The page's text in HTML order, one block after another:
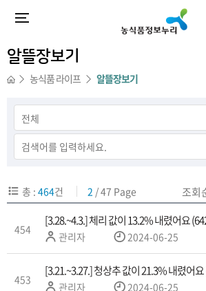
알뜰장보기
농식품 라이프 알뜰장보기
총 : 464건 2 / 47 Page 조회
454
[3.28.~4.3.] 체리 값이 13.2% 내렸어요
작
성
자
관리자 2024-06-25
453
[3.21.~3.27.] 청상추 값이 21.3% 내렸어
작
관리자 2024-06-25